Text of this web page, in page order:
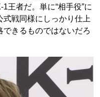
王者だ。単に“相手役”に
戦同様にしっかり仕上
きるものではないだろ